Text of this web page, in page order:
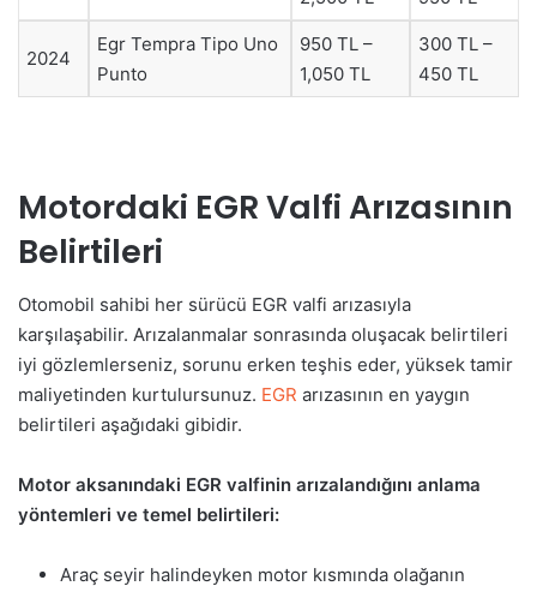
2024
Egr Tempra Tipo Uno
Punto
950 TL –
1,050 TL
300 TL –
450 TL
Motordaki EGR Valfi Arızasının
Belirtileri
Otomobil sahibi her sürücü EGR valfi arızasıyla
karşılaşabilir. Arızalanmalar sonrasında oluşacak belirtileri
iyi gözlemlerseniz, sorunu erken teşhis eder, yüksek tamir
maliyetinden kurtulursunuz. EGR arızasının en yaygın
belirtileri aşağıdaki gibidir.
Motor aksanındaki EGR valfinin arızalandığını anlama
yöntemleri ve temel belirtileri:
Araç seyir halindeyken motor kısmında olağanın